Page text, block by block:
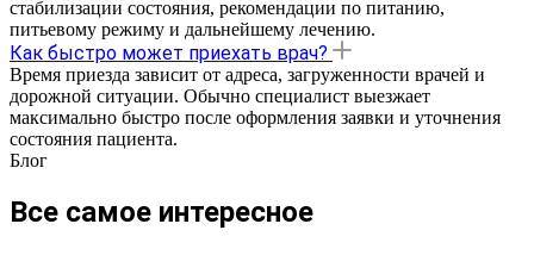
стабилизации состояния, рекомендации по питанию,
питьевому режиму и дальнейшему лечению.
Как быстро может приехать врач?
Время приезда зависит от адреса, загруженности врачей и
дорожной ситуации. Обычно специалист выезжает
максимально быстро после оформления заявки и уточнения
состояния пациента.
Блог
Все самое интересное